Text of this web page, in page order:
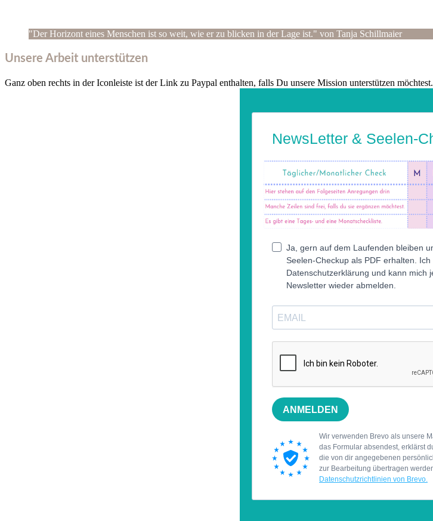
"Der Horizont eines Menschen ist so weit, wie er zu blicken in der Lage ist." von Tanja Schillmaier
Unsere Arbeit unterstützen
Ganz oben rechts in der Iconleiste ist der Link zu Paypal enthalten, falls Du unsere Mission unterstützen möchtest.